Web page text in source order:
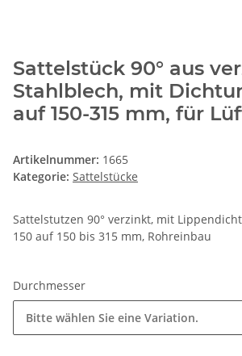
Sattelstück 90° aus
Stahlblech, mit
auf 150-315 mm, für
Artikelnummer: 1665
Kategorie: Sattelstücke
Sattelstutzen 90° verzinkt, mit
150 auf 150 bis 315 mm, Rohreinbau
Durchmesser
Bitte wählen Sie eine Variation.